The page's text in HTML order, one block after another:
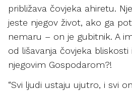
približava čovjeka ahiretu.
jeste njegov život, ako ga
nemaru – on je gubitnik. A
od lišavanja čovjeka bliskosti
njegovim Gospodarom?!
“Svi ljudi ustaju ujutro, i svi